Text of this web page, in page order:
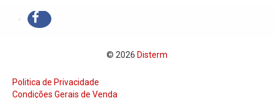
© 2026 Disterm
Politica de Privacidade
Condições Gerais de Venda